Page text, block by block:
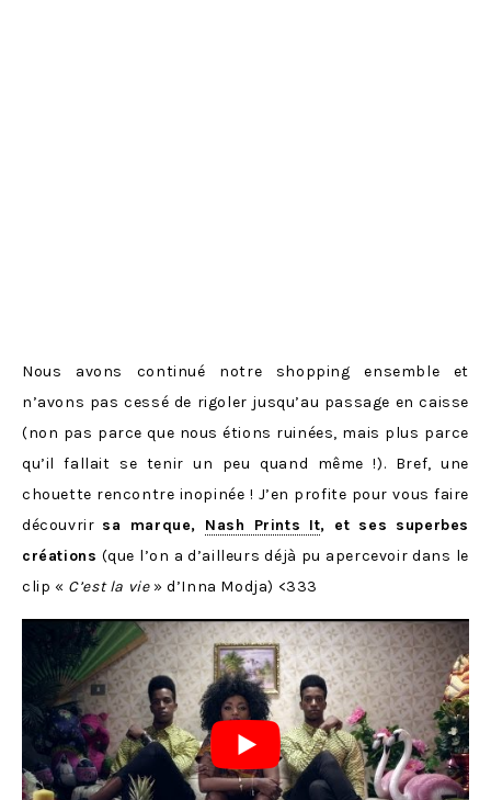
Nous avons continué notre shopping ensemble et
n’avons pas cessé de rigoler jusqu’au passage en caisse
(non pas parce que nous étions ruinées, mais plus parce
qu’il fallait se tenir un peu quand même !). Bref, une
chouette rencontre inopinée ! J’en profite pour vous faire
découvrir sa marque, Nash Prints It, et ses superbes
créations (que l’on a d’ailleurs déjà pu apercevoir dans le
clip « C’est la vie» d’Inna Modja) <333